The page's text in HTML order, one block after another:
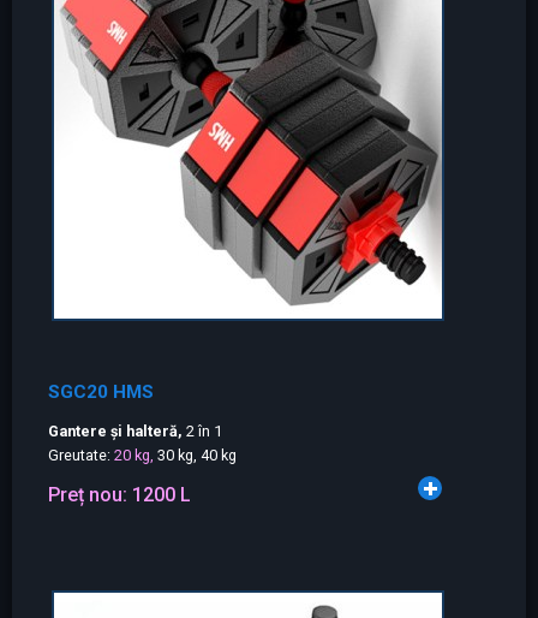
SGC20 HMS
Gantere și halteră, 2 în 1
Greutate: 20 kg, 30 kg, 40 kg
Preț nou: 1200 L